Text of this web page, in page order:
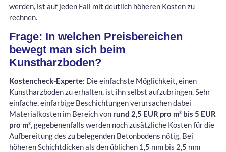
werden, ist auf jeden Fall mit deutlich höheren Kosten zu
rechnen.
Frage: In welchen Preisbereichen
bewegt man sich beim
Kunstharzboden?
Kostencheck-Experte: Die einfachste Möglichkeit, einen
Kunstharzboden zu erhalten, ist ihn selbst aufzubringen. Sehr
einfache, einfarbige Beschichtungen verursachen dabei
Materialkosten im Bereich von rund 2,5 EUR pro m² bis 5 EUR
pro m², gegebenenfalls werden noch zusätzliche Kosten für die
Aufbereitung des zu belegenden Betonbodens nötig. Bei
höheren Schichtdicken als den üblichen 1,5 mm bis 2,5 mm